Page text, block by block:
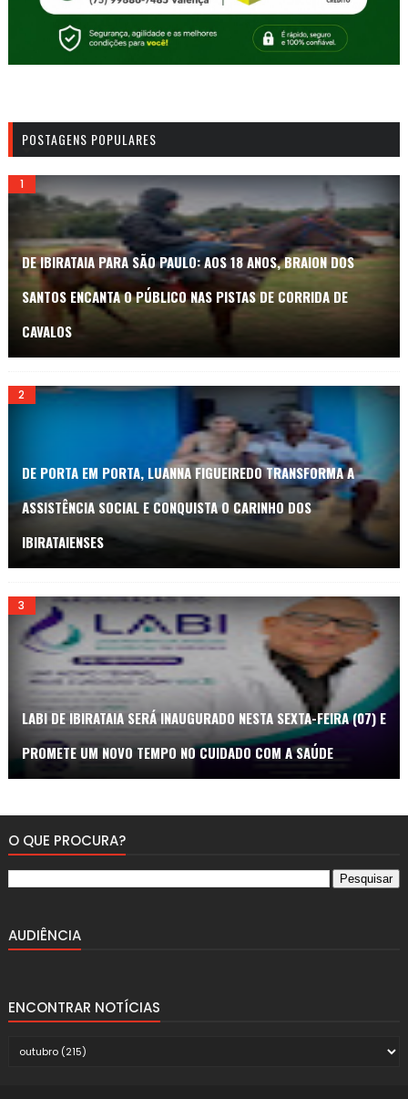
POSTAGENS POPULARES
DE IBIRATAIA PARA SÃO PAULO: AOS 18 ANOS, BRAION DOS
SANTOS ENCANTA O PÚBLICO NAS PISTAS DE CORRIDA DE
CAVALOS
DE PORTA EM PORTA, LUANNA FIGUEIREDO TRANSFORMA A
ASSISTÊNCIA SOCIAL E CONQUISTA O CARINHO DOS
IBIRATAIENSES
LABI DE IBIRATAIA SERÁ INAUGURADO NESTA SEXTA-FEIRA (07) E
PROMETE UM NOVO TEMPO NO CUIDADO COM A SAÚDE
O QUE PROCURA?
AUDIÊNCIA
ENCONTRAR NOTÍCIAS